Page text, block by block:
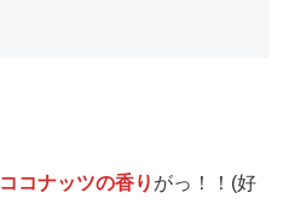
ココナッツの香り がっ！！(好